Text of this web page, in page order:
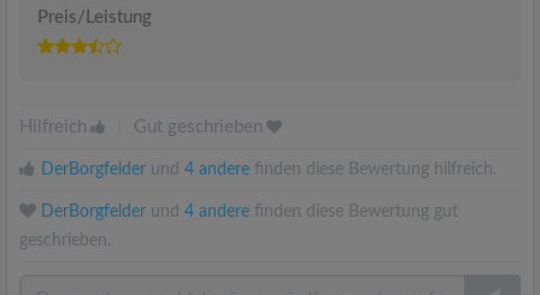
Preis/Leistung
Hilfreich Gut geschrieben
DerBorgfelder und 4 andere finden diese Bewertung hilfreich.
DerBorgfelder und 4 andere finden diese Bewertung gut
geschrieben.